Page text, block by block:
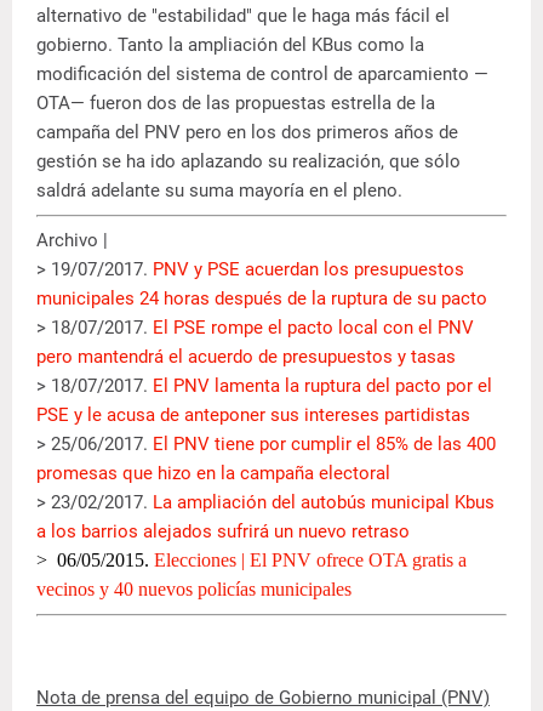
alternativo de "estabilidad" que le haga más fácil el
gobierno. Tanto la ampliación del KBus como la
modificación del sistema de control de aparcamiento —
OTA— fueron dos de las propuestas estrella de la
campaña del PNV pero en los dos primeros años de
gestión se ha ido aplazando su realización, que sólo
saldrá adelante su suma mayoría en el pleno.
Archivo |
> 19/07/2017. PNV y PSE acuerdan los presupuestos
municipales 24 horas después de la ruptura de su pacto
> 18/07/2017. El PSE rompe el pacto local con el PNV
pero mantendrá el acuerdo de presupuestos y tasas
> 18/07/2017. El PNV lamenta la ruptura del pacto por el
PSE y le acusa de anteponer sus intereses partidistas
> 25/06/2017. El PNV tiene por cumplir el 85% de las 400
promesas que hizo en la campaña electoral
> 23/02/2017. La ampliación del autobús municipal Kbus
a los barrios alejados sufrirá un nuevo retraso
> 06/05/2015. Elecciones | El PNV ofrece OTA gratis a
vecinos y 40 nuevos policías municipales
Nota de prensa del equipo de Gobierno municipal (PNV)